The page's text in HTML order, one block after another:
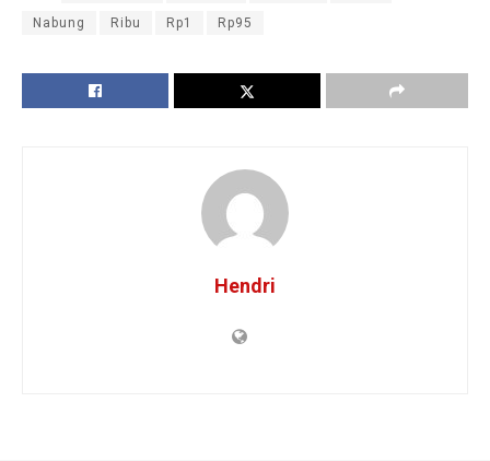
Nabung Ribu Rp1 Rp95
Hendri